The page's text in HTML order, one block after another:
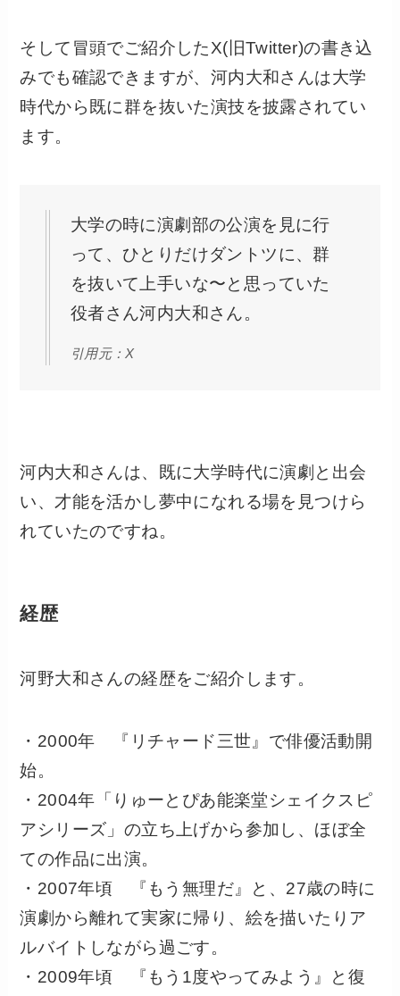
そして冒頭でご紹介したX(旧Twitter)の書き込
みでも確認できますが、河内大和さんは大学
時代から既に群を抜いた演技を披露されてい
ます。
大学の時に演劇部の公演を見に行
って、ひとりだけダントツに、群
を抜いて上手いな〜と思っていた
役者さん河内大和さん。
引用元：X
河内大和さんは、既に大学時代に演劇と出会
い、才能を活かし夢中になれる場を見つけら
れていたのですね。
経歴
河野大和さんの経歴をご紹介します。
・2000年 『リチャード三世』で俳優活動開
始。
・2004年「りゅーとぴあ能楽堂シェイクスピ
アシリーズ」の立ち上げから参加し、ほぼ全
ての作品に出演。
・2007年頃 『もう無理だ』と、27歳の時に
演劇から離れて実家に帰り、絵を描いたりア
ルバイトしながら過ごす。
・2009年頃 『もう1度やってみよう』と復